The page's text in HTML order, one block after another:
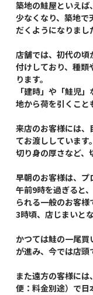
築地の鮭屋といえ
少なくなり、築地で
だくようになりまし
店舗では、初代の頃
付けしており、種類
ります。
「建時」や「鮭児
地から荷を引くこと
来店のお客様には、
てお渡ししています。
切り身の厚さなど、
早朝のお客様は、プ
午前9時を過ぎると
られる一般のお客
3時頃、店じまいとな
かつては鮭の一尾
が進み、今では店頭
また遠方の客様に
便：料金別途）で日